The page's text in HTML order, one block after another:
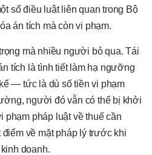
số điều luật liên quan trong Bộ
án tích mà còn vi phạm.
mà nhiều người bỏ qua. Tái
tích là tình tiết làm hạ ngưỡng
— tức là dù số tiền vi phạm
người đó vẫn có thể bị khởi
phạm pháp luật về thuế cần
về mặt pháp lý trước khi
doanh.